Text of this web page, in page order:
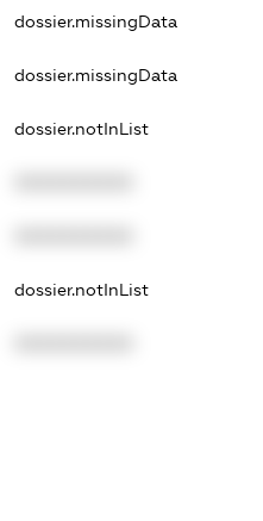
dossier.missingData
dossier.missingData
dossier.notInList
dossier.notInList